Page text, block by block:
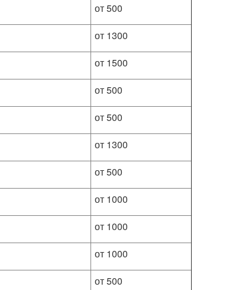
от 500
от 1300
от 1500
от 500
от 500
от 1300
от 500
от 1000
от 1000
от 1000
от 500